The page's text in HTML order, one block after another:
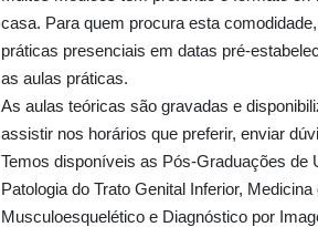
casa. Para quem procura esta
práticas presenciais em datas pré-
as aulas práticas.
As aulas teóricas são gravadas e
assistir nos horários que preferir, enviar
Temos disponíveis as Pós-Graduações de
Patologia do Trato Genital Inferior,
Musculoesquelético e Diagnóstico por